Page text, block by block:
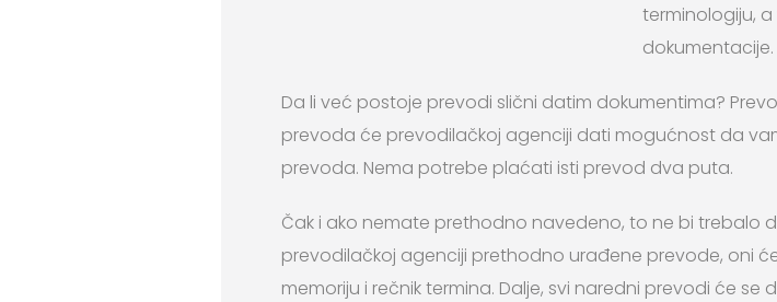
terminologiju,
dokumentacije.
Da li već postoje prevodi slični datim dokumentima?
prevoda će prevodilačkoj agenciji dati mogućnost da
prevoda. Nema potrebe plaćati isti prevod dva puta.
Čak i ako nemate prethodno navedeno, to ne bi trebalo
prevodilačkoj agenciji prethodno urađene prevode, oni
memoriju i rečnik termina. Dalje, svi naredni prevodi će